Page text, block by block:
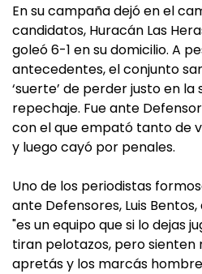
En su campaña dejó en el
candidatos, Huracán Las
goleó 6-1 en su domicilio. A
antecedentes, el conjunto
‘suerte’ de perder justo en
repechaje. Fue ante
con el que empató tanto de
y luego cayó por penales.
Uno de los periodistas
ante Defensores, Luis
"es un equipo que si lo dejas
tiran pelotazos, pero sienten
apretás y los marcás